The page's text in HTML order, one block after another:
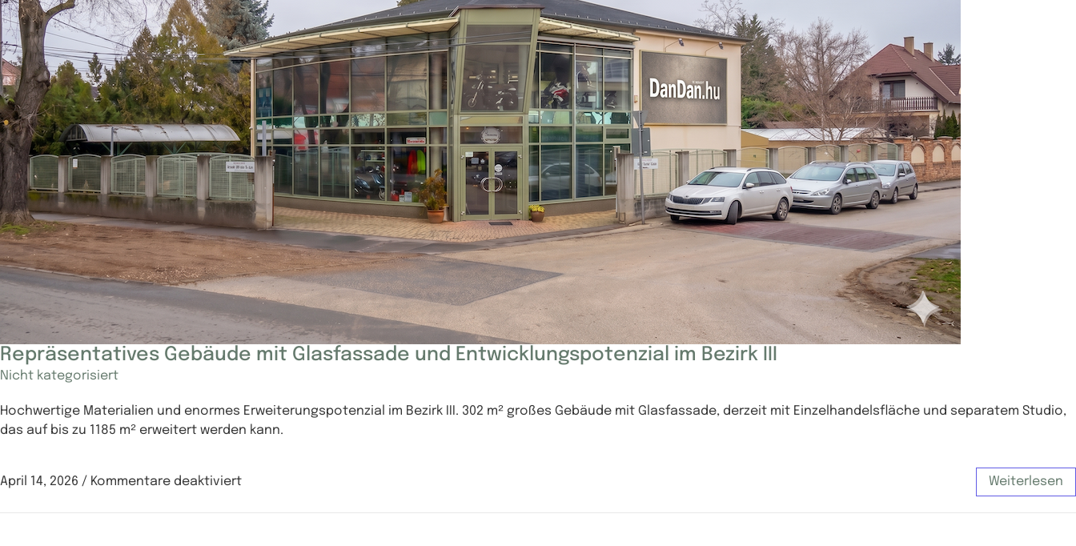
Repräsentatives Gebäude mit Glasfassade und Entwicklungspotenzial im Bezirk III
Nicht kategorisiert
Hochwertige Materialien und enormes Erweiterungspotenzial im Bezirk III. 302 m² großes Gebäude mit Glasfassade, derzeit mit Einzelhandelsfläche und separatem Studio,
das auf bis zu 1185 m² erweitert werden kann.
April 14, 2026 / Kommentare deaktiviert Weiterlesen